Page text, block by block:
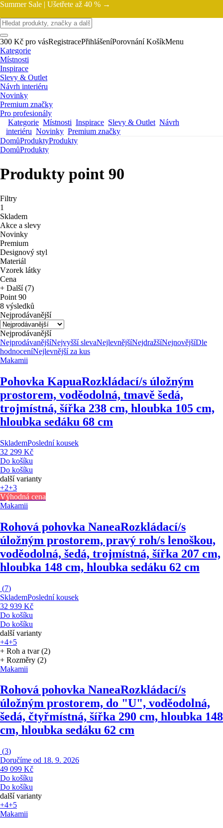
Summer Sale | Ušetřete až 40 % →
300 Kč pro vásRegistracePřihlášeníPorovnání KošíkMenu
Kategorie
Místnosti
Inspirace
Slevy & Outlet
Návrh interiéru
Novinky
Premium značky
Pro profesionály
Kategorie Místnosti Inspirace Slevy & Outlet Návrh
interiéru Novinky Premium značky
DomůProduktyProdukty
DomůProdukty
Produkty point 90
Filtry
1
Skladem
Akce a slevy
Novinky
Premium
Designový styl
Materiál
Vzorek látky
Cena
+ Další (7)
Point 90
8 výsledků
Nejprodávanější
Nejprodávanější
NejprodávanějšíNejvyšší slevaNejlevnějšíNejdražšíNejnovějšíDle
hodnoceníNejlevnější za kus
Makamii
Pohovka KapuaRozkládací/s úložným
prostorem, voděodolná, tmavě šedá,
trojmístná, šířka 238 cm, hloubka 105 cm,
hloubka sedáku 68 cm
SklademPoslední kousek
32 299 Kč
Do košíku
Do košíku
další varianty
+2+3
Výhodná cena
Makamii
Rohová pohovka NaneaRozkládací/s
úložným prostorem, pravý roh/s lenoškou,
voděodolná, šedá, trojmístná, šířka 207 cm,
hloubka 148 cm, hloubka sedáku 62 cm
(7)
SklademPoslední kousek
32 939 Kč
Do košíku
Do košíku
další varianty
+4+5
+ Roh a tvar (2)
+ Rozměry (2)
Makamii
Rohová pohovka NaneaRozkládací/s
úložným prostorem, do "U", voděodolná,
šedá, čtyřmístná, šířka 290 cm, hloubka 148
cm, hloubka sedáku 62 cm
(3)
Doručíme od 18. 9. 2026
49 099 Kč
Do košíku
Do košíku
další varianty
+4+5
Makamii